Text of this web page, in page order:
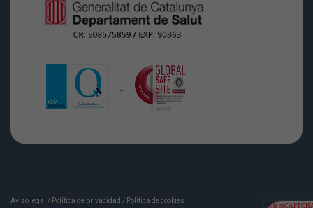
Aviso legal / Política de privacidad / Política de cookies